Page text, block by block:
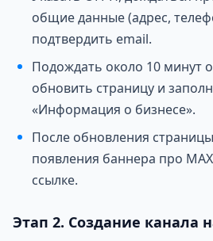
общие данные (адрес,
подтвердить email.
Подождать около 10 минут
обновить страницу и
«Информация о бизнесе».
После обновления
появления баннера про
ссылке.
Этап 2. Создание канала